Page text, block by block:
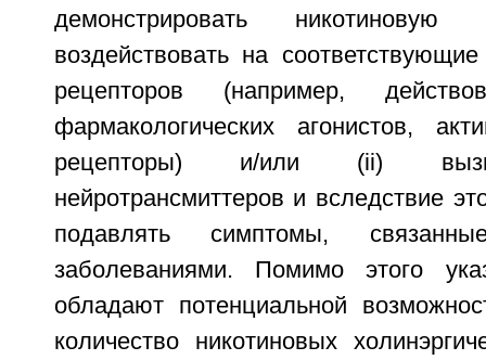
демонстрировать
воздействовать на
рецепторов (например,
фармакологических агонистов,
рецепторы) и/или (ii)
нейротрансмиттеров и вследствие
подавлять симптомы,
заболеваниями. Помимо этого
обладают потенциальной
количество никотиновых